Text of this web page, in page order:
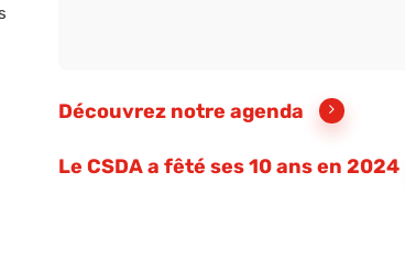
Découvrez notre agenda
Le CSDA a fêté ses 10 ans en 2024